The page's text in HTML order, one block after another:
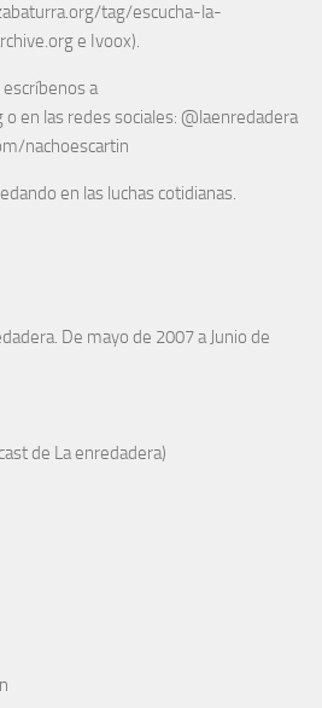
tag/escucha-la-
e Ivoox).
a
en las redes sociales: @laenredadera
nachoescartin
en las luchas cotidianas.
De mayo de 2007 a Junio de
de La enredadera)